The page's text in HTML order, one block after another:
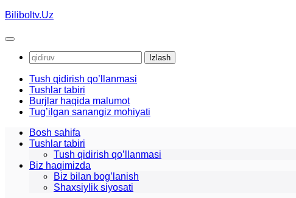
Skip
content
Biliboltv.Uz
Qidirshish:
Tush qidirish qo’llanmasi
Tushlar tabiri
Burjlar haqida malumot
Tug’ilgan sanangiz mohiyati
Bosh sahifa
Tushlar tabiri
Tush qidirish qo’llanmasi
Biz haqimizda
Biz bilan bog’lanish
Shaxsiylik siyosati